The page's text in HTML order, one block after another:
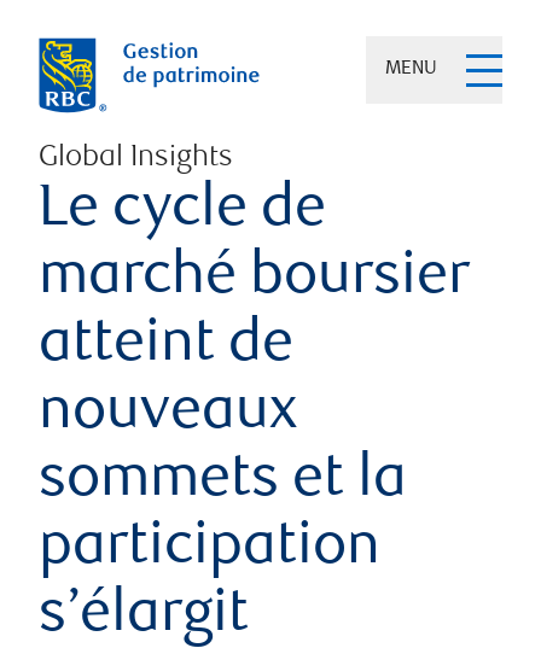
MENU
Global Insights
Le cycle de
marché boursier
atteint de
nouveaux
sommets et la
participation
s’élargit